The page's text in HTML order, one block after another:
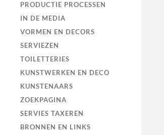
PRODUCTIE PROCESSEN
IN DE MEDIA
VORMEN EN DECORS
SERVIEZEN
TOILETTERIES
KUNSTWERKEN EN DECO
KUNSTENAARS
ZOEKPAGINA
SERVIES TAXEREN
BRONNEN EN LINKS